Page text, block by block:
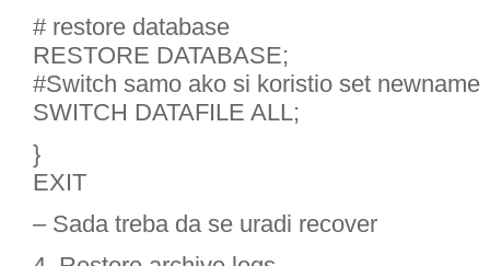
# restore database
RESTORE DATABASE;
#Switch samo ako si koristio set newname
SWITCH DATAFILE ALL;
}
EXIT
– Sada treba da se uradi recover